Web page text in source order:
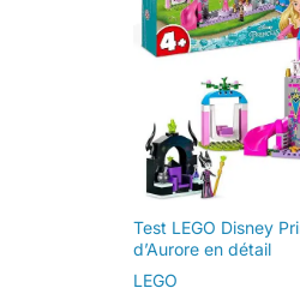
d’exposer des maquettes
d'exception
Test LEGO Disney
d’Aurore en détail
LEGO